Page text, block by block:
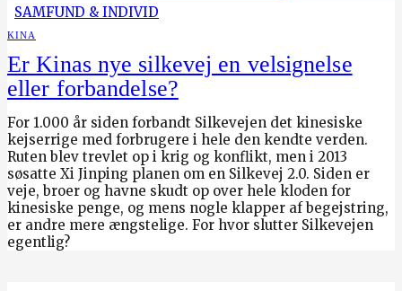
SAMFUND & INDIVID
KINA
Er Kinas nye silkevej en velsignelse
eller forbandelse?
For 1.000 år siden forbandt Silkevejen det kinesiske
kejserrige med forbrugere i hele den kendte verden.
Ruten blev trevlet op i krig og konflikt, men i 2013
søsatte Xi Jinping planen om en Silkevej 2.0. Siden er
veje, broer og havne skudt op over hele kloden for
kinesiske penge, og mens nogle klapper af begejstring,
er andre mere ængstelige. For hvor slutter Silkevejen
egentlig?